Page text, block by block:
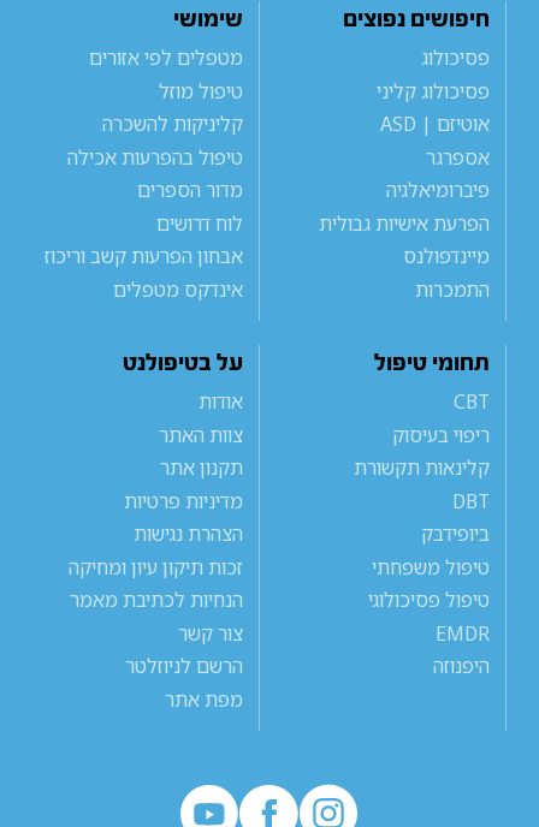
חיפושים נפוצים
פסיכולוג
פסיכולוג קליני
אוטיזם | ASD
אספרגר
פיברומיאלגיה
הפרעת אישיות גבולית
מיינדפולנס
התמכרות
שימושי
מטפלים לפי אזורים
טיפול מוזל
קליניקות להשכרה
טיפול בהפרעות אכילה
מדור הספרים
לוח דרושים
אבחון הפרעות קשב וריכוז
אינדקס מטפלים
תחומי טיפול
CBT
ריפוי בעיסוק
קלינאות תקשורת
DBT
ביופידבק
טיפול משפחתי
טיפול פסיכולוגי
EMDR
היפנוזה
על בטיפולנט
אודות
צוות האתר
תקנון אתר
מדיניות פרטיות
הצהרת נגישות
זכות תיקון עיון ומחיקה
הנחיות לכתיבת מאמר
צור קשר
הרשם לניוזלטר
מפת אתר